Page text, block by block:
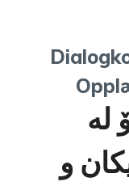
لە
و